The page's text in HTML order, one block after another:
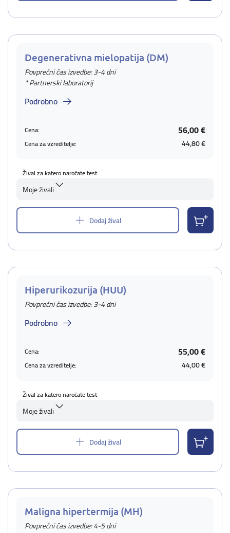
Degenerativna mielopatija (DM)
Povprečni čas izvedbe: 3-4 dni
* Partnerski laboratorij
Podrobno
Cena: 56,00 €
Cena za vzreditelje: 44,80 €
Žival za katero naročate test
Moje živali
Dodaj žival
Hiperurikozurija (HUU)
Povprečni čas izvedbe: 3-4 dni
Podrobno
Cena: 55,00 €
Cena za vzreditelje: 44,00 €
Žival za katero naročate test
Moje živali
Dodaj žival
Maligna hipertermija (MH)
Povprečni čas izvedbe: 4-5 dni